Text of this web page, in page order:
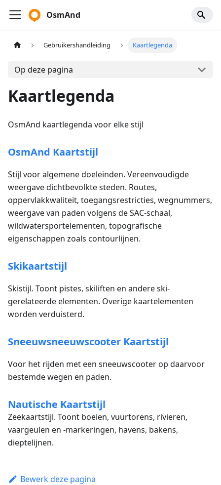
OsmAnd
Gebruikershandleiding Kaartlegenda
Op deze pagina
Kaartlegenda
OsmAnd kaartlegenda voor elke stijl
OsmAnd Kaartstijl
Stijl voor algemene doeleinden. Vereenvoudigde
weergave dichtbevolkte steden. Routes,
oppervlakkwaliteit, toegangsrestricties, wegnummers,
weergave van paden volgens de SAC-schaal,
wildwatersportelementen, topografische
eigenschappen zoals contourlijnen.
Skikaartstijl
Skistijl. Toont pistes, skiliften en andere ski-
gerelateerde elementen. Overige kaartelementen
worden verduisterd.
Sneeuwsneeuwscooter Kaartstijl
Voor het rijden met een sneeuwscooter op daarvoor
bestemde wegen en paden.
Nautische Kaartstijl
Zeekaartstijl. Toont boeien, vuurtorens, rivieren,
vaargeulen en -markeringen, havens, bakens,
dieptelijnen.
Bewerk deze pagina